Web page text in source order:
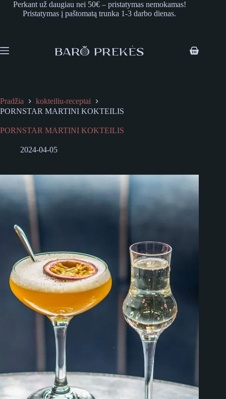
SkipPerkant už daugiau nei 50€ – pristatymas nemokamas!
Pristatymas į paštomatą trunka 1-3 darbo dienas.
Shopping
Pradžia
kokteiliu-receptai
PORNSTAR MARTINI KOKTEILIS
PORNSTAR MARTINI KOKTEILIS
2024-04-05